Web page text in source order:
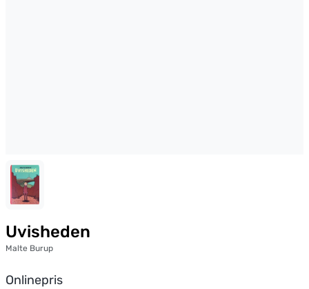
Uvisheden
Malte Burup
Onlinepris